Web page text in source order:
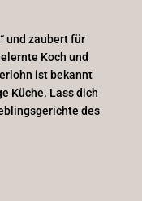
und zaubert für
Koch und
ist bekannt
Küche. Lass dich
des